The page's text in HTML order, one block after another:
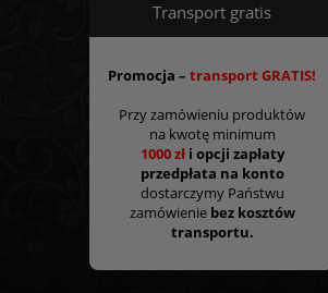
Transport gratis
Promocja – transport GRATIS!
Przy zamówieniu produktów
na kwotę minimum
1000 złi opcji zapłaty
przedpłata na konto
dostarczymy Państwu
zamówienie bez kosztów
transportu.